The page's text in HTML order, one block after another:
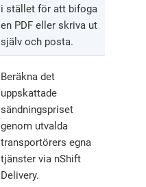
i stället för att bifoga
en PDF eller skriva ut
själv och posta.
Beräkna det
uppskattade
sändningspriset
genom utvalda
transportörers egna
tjänster via nShift
Delivery.